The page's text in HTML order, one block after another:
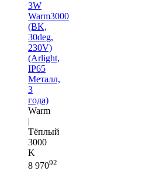
3W
Warm3000
(BK,
30deg,
230V)
(Arlight,
IP65
Металл,
3
года)
Warm
|
Тёплый
3000
K
8 97092